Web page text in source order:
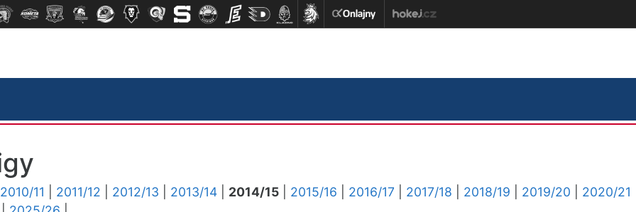
2010/11 2011/12 2012/13 2013/14 2014/15 2015/16 2016/17 2017/18 2018/19 2019/20
2020/21